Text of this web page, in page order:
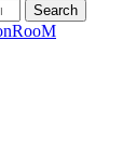
Search